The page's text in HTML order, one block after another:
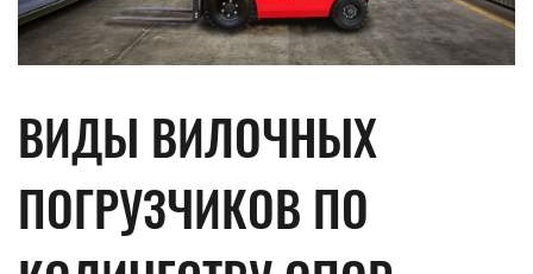
ВИДЫ ВИЛОЧНЫХ
ПОГРУЗЧИКОВ ПО